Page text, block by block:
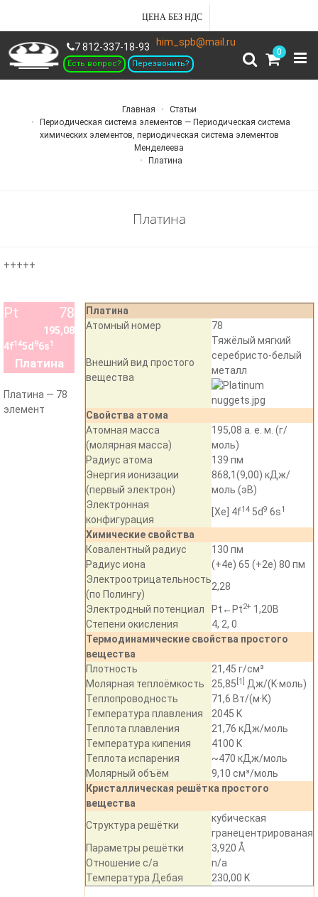
ЦЕНА БЕЗ НДС
0
him_spb@mail.ru
7 812-337-18-93
Есть вопрос? Перезвонить?
Главная
Статьи
Периодическая система элементов — Периодическая система
химических элементов, периодическая система элементов
Менделеева
Платина
Платина
+++++
Платина
Атомный номер
78
Внешний вид простого
вещества
Тяжёлый мягкий
серебристо-белый
металл
Свойства атома
Атомная масса
(молярная масса)
195,08 а. е. м. (г/
моль)
Радиус атома
139 пм
Энергия ионизации
(первый электрон)
868,1(9,00) кДж/
моль (эВ)
Электронная
конфигурация
[Xe] 4f14 5d9 6s1
Химические свойства
Ковалентный радиус
130 пм
Радиус иона
(+4e) 65 (+2e) 80 пм
Электроотрицательность
(по Полингу)
2,28
Электродный потенциал
Pt←Pt2+ 1,20В
Степени окисления
4, 2, 0
Термодинамические свойства простого
вещества
Плотность
21,45 г/см³
Молярная теплоёмкость
25,85 [1] Дж/(K·моль)
Теплопроводность
71,6 Вт/(м·K)
Температура плавления
2045 K
Теплота плавления
21,76 кДж/моль
Температура кипения
4100 K
Теплота испарения
~470 кДж/моль
Молярный объём
9,10 см³/моль
Кристаллическая решётка простого
вещества
Структура решётки
кубическая
гранецентрированая
Параметры решётки
3,920 Å
Отношение c/a
n/a
Температура Дебая
230,00 K
Pt 78
195,08
4f145d 96s1
Платина
Платина — 78
элемент